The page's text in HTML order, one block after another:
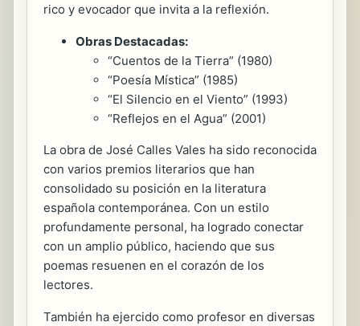
rico y evocador que invita a la reflexión.
Obras Destacadas:
“Cuentos de la Tierra” (1980)
“Poesía Mística” (1985)
“El Silencio en el Viento” (1993)
“Reflejos en el Agua” (2001)
La obra de José Calles Vales ha sido reconocida
con varios premios literarios que han
consolidado su posición en la literatura
española contemporánea. Con un estilo
profundamente personal, ha logrado conectar
con un amplio público, haciendo que sus
poemas resuenen en el corazón de los
lectores.
También ha ejercido como profesor en diversas